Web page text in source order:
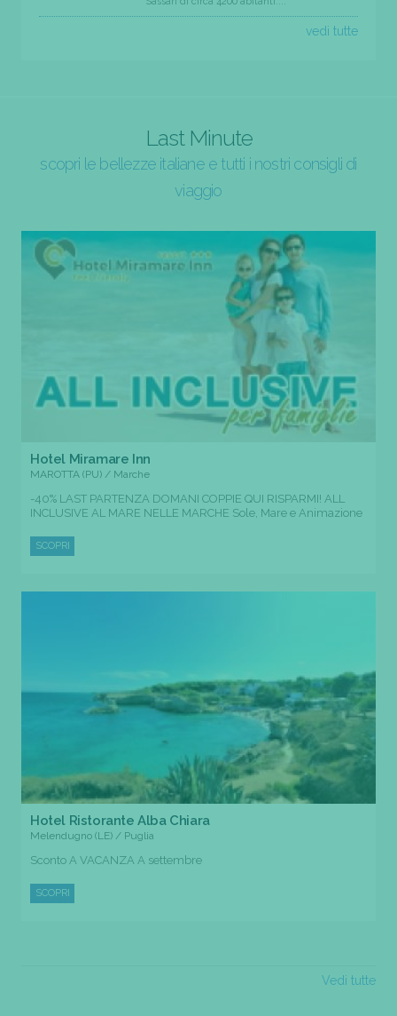
vedi tutte
Last Minute
scopri le bellezze italiane e tutti i nostri consigli di
viaggio
Hotel Miramare Inn
MAROTTA (PU) / Marche
-40% LAST PARTENZA DOMANI COPPIE QUI RISPARMI! ALL
INCLUSIVE AL MARE NELLE MARCHE Sole, Mare e Animazione
SCOPRI
Hotel Ristorante Alba Chiara
Melendugno (LE) / Puglia
Sconto A VACANZA A settembre
SCOPRI
Vedi tutte